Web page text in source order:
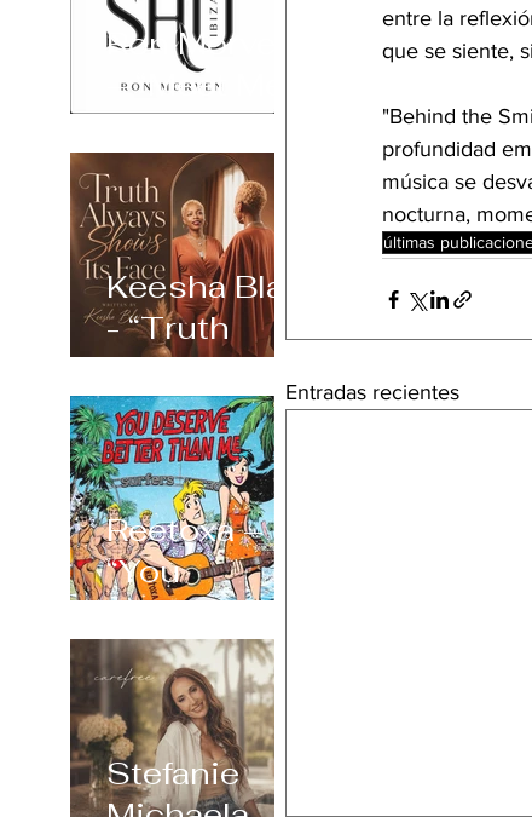
Ron Morven
– “Meet Me
at Shu Ibiza”
Keesha Blair
- “Truth
Always
Shows Its
Face”
Reetoxa –
“You
Deserve
Better Than
Me”
Stefanie
entre la
que se siente,
"Behind the
profundidad
música se
nocturna,
últimas
Entradas recientes